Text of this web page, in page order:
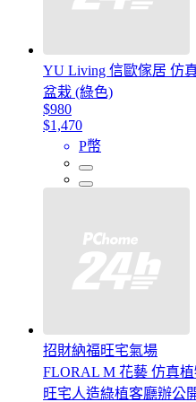
YU Living 信歐傢居 仿
盆栽 (綠色)
$980
$1,470
P幣
招財納福旺宅氣場
FLORAL M 花藝 仿真
旺宅人造綠植客廳辦公